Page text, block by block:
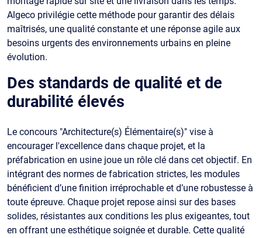
Algeco privilégie cette méthode pour garantir des délais
maîtrisés, une qualité constante et une réponse agile aux
besoins urgents des environnements urbains en pleine
évolution.
Des standards de qualité et de
durabilité élevés
Le concours "Architecture(s) Élémentaire(s)" vise à
encourager l'excellence dans chaque projet, et la
préfabrication en usine joue un rôle clé dans cet objectif. En
intégrant des normes de fabrication strictes, les modules
bénéficient d’une finition irréprochable et d’une robustesse à
toute épreuve. Chaque projet repose ainsi sur des bases
solides, résistantes aux conditions les plus exigeantes, tout
en offrant une esthétique soignée et durable. Cette qualité